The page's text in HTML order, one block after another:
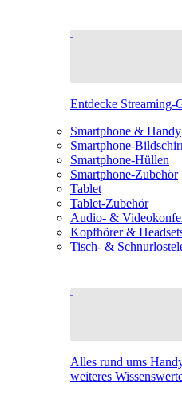
Entdecke Streaming-
Smartphone & Handy
Smartphone-
Smartphone-Hüllen
Smartphone-Zubehör
Tablet
Tablet-Zubehör
Audio- &
Kopfhörer &
Tisch- &
Alles rund ums
weiteres